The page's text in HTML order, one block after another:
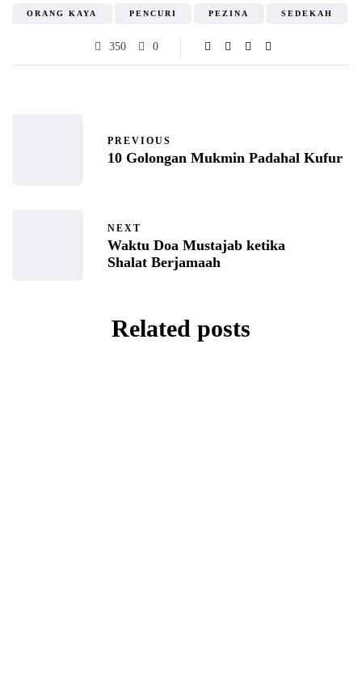
ORANG KAYA PENCURI PEZINA SEDEKAH
350 0
PREVIOUS
10 Golongan Mukmin Padahal Kufur
NEXT
Waktu Doa Mustajab ketika
Shalat Berjamaah
Related posts